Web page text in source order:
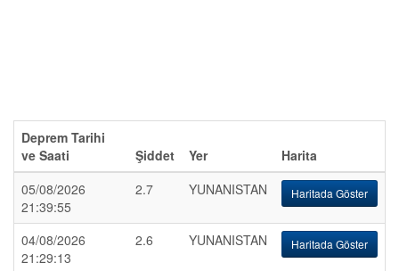
Deprem Tarihi
ve Saati
Şiddet Yer
Harita
05/08/2026
21:39:55
2.7 YUNANISTAN Haritada Göster
04/08/2026
21:29:13
2.6 YUNANISTAN Haritada Göster